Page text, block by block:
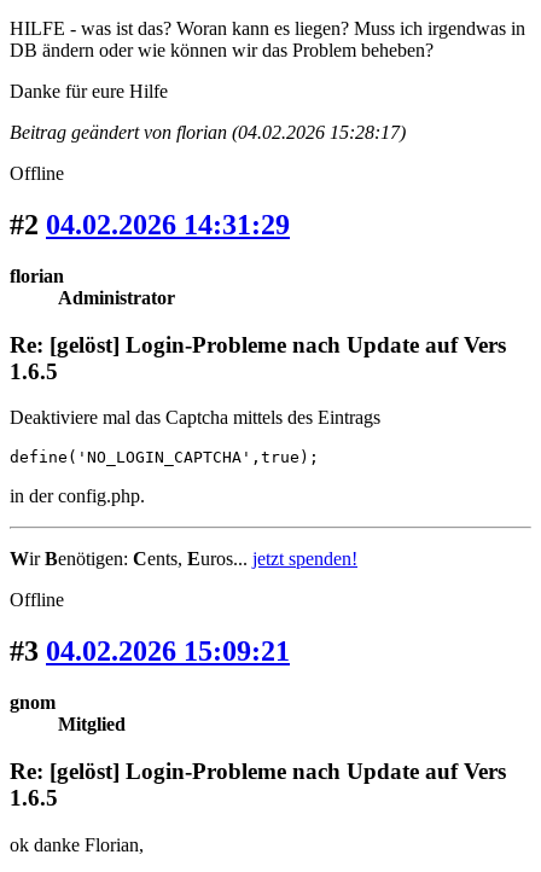
HILFE - was ist das? Woran kann es liegen? Muss ich irgendwas in
DB ändern oder wie können wir das Problem beheben?
Danke für eure Hilfe
Beitrag geändert von florian (04.02.2026 15:28:17)
Offline
#2 04.02.2026 14:31:29
florian
Administrator
Re: [gelöst] Login-Probleme nach Update auf Vers
1.6.5
Deaktiviere mal das Captcha mittels des Eintrags
define('NO_LOGIN_CAPTCHA',true);
in der config.php.
WirBenötigen: Cents, Euros... jetzt spenden!
Offline
#3 04.02.2026 15:09:21
gnom
Mitglied
Re: [gelöst] Login-Probleme nach Update auf Vers
1.6.5
ok danke Florian,